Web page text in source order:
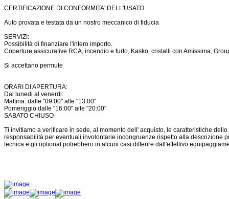
CERTIFICAZIONE DI CONFORMITA' DELL'USATO
Auto provata e testata da un nostro meccanico di fiducia
SERVIZI:
Possibilità di finanziare l'intero importo.
Coperture assicurative RCA, incendio e furto, Kasko, cristalli con Amissima,
Si accettano permute
ORARI DI APERTURA:
Dal lunedi al venerdi:
Mattina: dalle "09:00" alle "13:00"
Pomeriggio dalle "16:00" alle "20:00"
SABATO CHIUSO
Ti invitiamo a verificare in sede, al momento dell' acquisto, le caratteristiche
responsabilità per eventuali involontarie incongruenze rispetto alla descrizione
tecnica e gli optional potrebbero in alcuni casi differire dall'effettivo